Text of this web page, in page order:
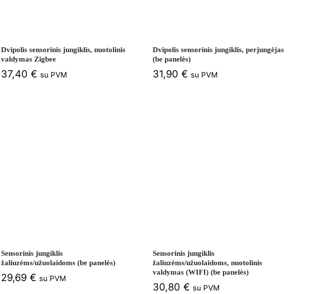
Dvipolis sensorinis jungiklis, nuotolinis
valdymas Zigbee
37,40 € su PVM
Dvipolis sensorinis jungiklis, perjungėjas
(be panelės)
31,90€ su PVM
Sensorinis jungiklis
žaliuzėms/užuolaidoms (be panelės)
29,69 € su PVM
Sensorinis jungiklis
žaliuzėms/užuolaidoms, nuotolinis
valdymas (WIFI) (be panelės)
30,80€ su PVM